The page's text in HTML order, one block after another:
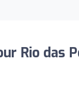
Rio das